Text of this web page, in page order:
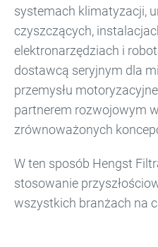
systemach klimatyzacji,
czyszczących,
elektronarzędziach i
dostawcą seryjnym dla
przemysłu
partnerem rozwojowym
zrównoważonych
W ten sposób Hengst
stosowanie
wszystkich branżach na